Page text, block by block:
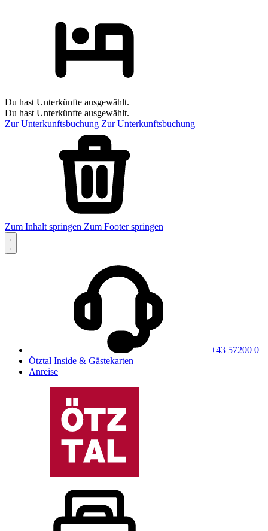
Du hast Unterkünfte ausgewählt.
Du hast Unterkünfte ausgewählt.
Zur Unterkunftsbuchung Zur Unterkunftsbuchung
Zum Inhalt springen Zum Footer springen
+43 57200 0
Ötztal Inside & Gästekarten
Anreise